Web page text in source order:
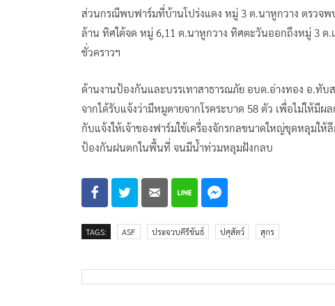
ส่วนกรณีพบฟาร์มที่บ้านโปร่งแดง หมู่ 3 ต.นาหูกวาง ตรวจ
ล้าน ทิศใต้จด หมู่ 6,11 ต.นาหูกวาง ทิศตะวันออกถึงหมู่ 3 ต
ชั่วคราวฯ
ด้านงานป้องกันและบรรเทาสาธารณภัย อบต.อ่างทอง อ.ทั
จากได้รับแจ้งว่ามีหมูตายจากโรคระบาด 58 ตัว เพื่อไม่ให้
กับแจ้งให้เจ้าของฟาร์มใช้เครื่องจักรกลขนาดใหญ่ขุดหลุมใ
ป้องกันฝนตกในพื้นที่ จนมีน้ำท่วมหลุมฝังกลบ
TAGS: ASF ประจวบคีรีขันธ์ ปศุสัตว์ สุกร